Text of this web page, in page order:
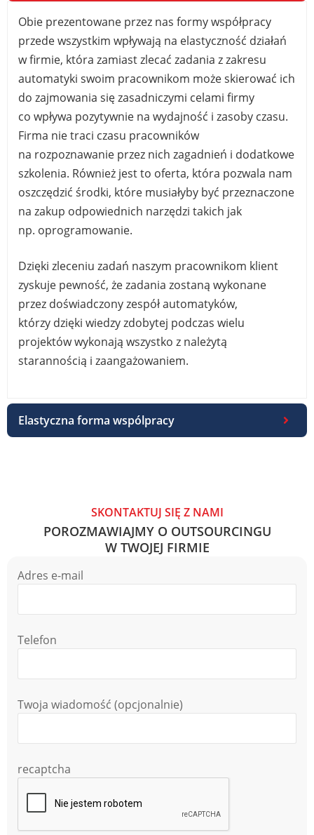
Obie prezentowane przez nas formy współpracy
przede wszystkim wpływają na elastyczność działań
w firmie, która zamiast zlecać zadania z zakresu
automatyki swoim pracownikom może skierować ich
do zajmowania się zasadniczymi celami firmy
co wpływa pozytywnie na wydajność i zasoby czasu.
Firma nie traci czasu pracowników
na rozpoznawanie przez nich zagadnień i dodatkowe
szkolenia. Również jest to oferta, która pozwala nam
oszczędzić środki, które musiałyby być przeznaczone
na zakup odpowiednich narzędzi takich jak
np. oprogramowanie.
Dzięki zleceniu zadań naszym pracownikom klient
zyskuje pewność, że zadania zostaną wykonane
przez doświadczony zespół automatyków,
którzy dzięki wiedzy zdobytej podczas wielu
projektów wykonają wszystko z należytą
starannością i zaangażowaniem.
Elastyczna forma wspólpracy
SKONTAKTUJ SIĘ Z NAMI
POROZMAWIAJMY O OUTSOURCINGU
W TWOJEJ FIRMIE
Adres e-mail
Telefon
Twoja wiadomość (opcjonalnie)
recaptcha